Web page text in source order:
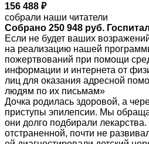
156 488 ₽
собрали наши читатели
Собрано 250 948 руб.
Если не будет ваших
на реализацию нашей
пожертвований при помощи
информации и интернета от
лиц для оказания адресной
людям по их письмам»
Дочка родилась здоровой, а
приступы эпилепсии. Мы
они долго подбирали
отстраненной, почти не